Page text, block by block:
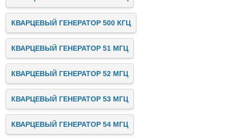
КВАРЦЕВЫЙ ГЕНЕРАТОР 500 КГЦ
КВАРЦЕВЫЙ ГЕНЕРАТОР 51 МГЦ
КВАРЦЕВЫЙ ГЕНЕРАТОР 52 МГЦ
КВАРЦЕВЫЙ ГЕНЕРАТОР 53 МГЦ
КВАРЦЕВЫЙ ГЕНЕРАТОР 54 МГЦ